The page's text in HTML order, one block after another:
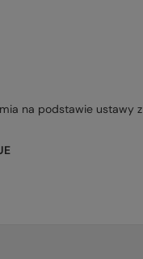
na podstawie ustawy z